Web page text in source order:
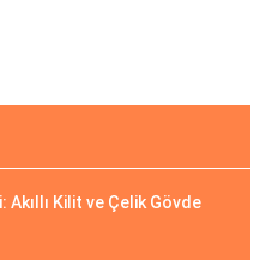
Akıllı Kilit ve Çelik Gövde